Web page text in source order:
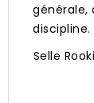
générale,
discipline.
Selle